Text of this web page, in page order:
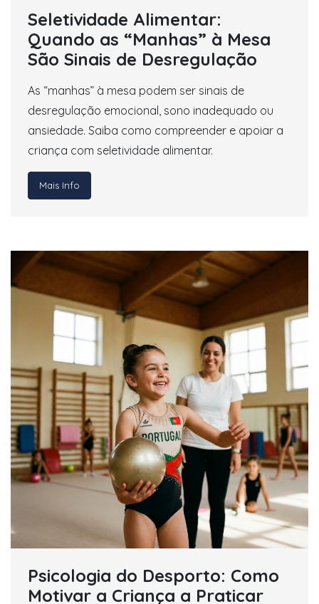
Seletividade Alimentar:
Quando as “Manhas” à Mesa
São Sinais de Desregulação
As “manhas” à mesa podem ser sinais de
desregulação emocional, sono inadequado ou
ansiedade. Saiba como compreender e apoiar a
criança com seletividade alimentar.
Mais Info
Psicologia do Desporto: Como
Motivar a Criança a Praticar